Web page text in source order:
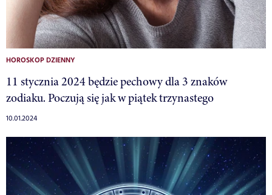
HOROSKOP DZIENNY
11 stycznia 2024 będzie pechowy dla 3 znaków
zodiaku. Poczują się jak w piątek trzynastego
10.01.2024